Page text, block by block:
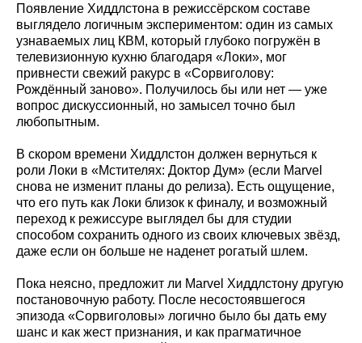
Появление Хиддлстона в режиссёрском составе
выглядело логичным экспериментом: один из самых
узнаваемых лиц КВМ, который глубоко погружён в
телевизионную кухню благодаря «Локи», мог
привнести свежий ракурс в «Сорвиголову:
Рождённый заново». Получилось бы или нет — уже
вопрос дискуссионный, но замысел точно был
любопытным.
В скором времени Хиддлстон должен вернуться к
роли Локи в «Мстителях: Доктор Дум» (если Marvel
снова не изменит планы до релиза). Есть ощущение,
что его путь как Локи близок к финалу, и возможный
переход к режиссуре выглядел бы для студии
способом сохранить одного из своих ключевых звёзд,
даже если он больше не наденет рогатый шлем.
Пока неясно, предложит ли Marvel Хиддлстону другую
постановочную работу. После несостоявшегося
эпизода «Сорвиголовы» логично было бы дать ему
шанс и как жест признания, и как прагматичное